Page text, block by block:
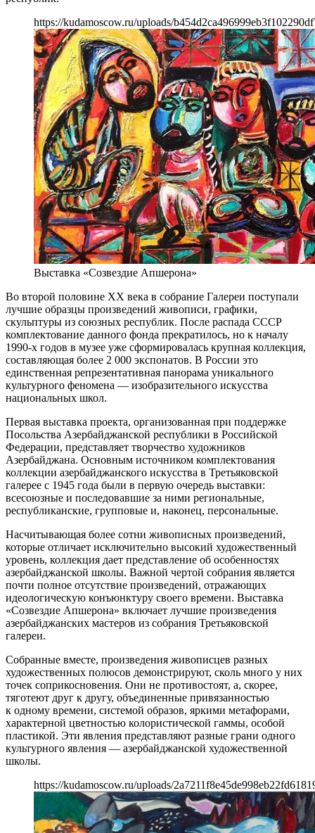
https://kudamoscow.ru/uploads/
Выставка «Созвездие Апшерона»
Во второй половине ХХ века в собрание Галереи поступали
лучшие образцы произведений живописи, графики,
скульптуры из союзных республик. После распада СССР
комплектование данного фонда прекратилось, но к началу
1990-х годов в музее уже сформировалась крупная коллекция,
составляющая более 2 000 экспонатов. В России это
единственная репрезентативная панорама уникального
культурного феномена — изобразительного искусства
национальных школ.
Первая выставка проекта, организованная при поддержке
Посольства Азербайджанской республики в Российской
Федерации, представляет творчество художников
Азербайджана. Основным источником комплектования
коллекции азербайджанского искусства в Третьяковской
галерее с 1945 года были в первую очередь выставки:
всесоюзные и последовавшие за ними региональные,
республиканские, групповые и, наконец, персональные.
Насчитывающая более сотни живописных произведений,
которые отличает исключительно высокий художественный
уровень, коллекция дает представление об особенностях
азербайджанской школы. Важной чертой собрания является
почти полное отсутствие произведений, отражающих
идеологическую конъюнктуру своего времени. Выставка
«Созвездие Апшерона» включает лучшие произведения
азербайджанских мастеров из собрания Третьяковской
галереи.
Собранные вместе, произведения живописцев разных
художественных полюсов демонстрируют, сколь много у них
точек соприкосновения. Они не противостоят, а, скорее,
тяготеют друг к другу, объединенные привязанностью
к одному времени, системой образов, яркими метафорами,
характерной цветностью колористической гаммы, особой
пластикой. Эти явления представляют разные грани одного
культурного явления — азербайджанской художественной
школы.
https://kudamoscow.ru/uploads/